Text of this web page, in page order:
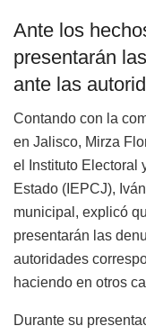
Ante los
presentarán
ante las
Contando con la
en Jalisco, Mirza
el Instituto Electoral
Estado (IEPCJ),
municipal, explicó
presentarán las
autoridades
haciendo en otros
Durante su